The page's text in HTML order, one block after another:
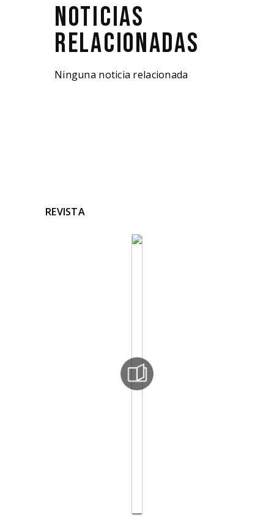
NOTICIAS
RELACIONADAS
Ninguna noticia relacionada
REVISTA